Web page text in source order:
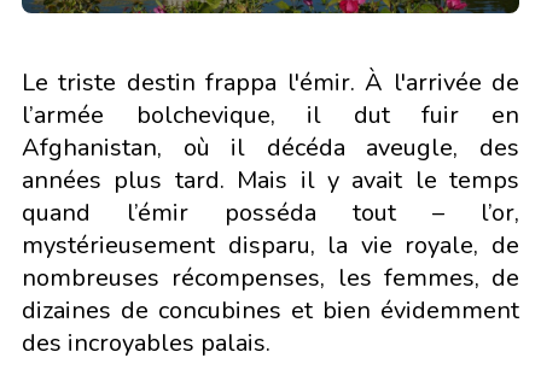
Le triste destin frappa l'émir. À l'arrivée de
l’armée bolchevique, il dut fuir en
Afghanistan, où il décéda aveugle, des
années plus tard. Mais il y avait le temps
quand l’émir posséda tout – l’or,
mystérieusement disparu, la vie royale, de
nombreuses récompenses, les femmes, de
dizaines de concubines et bien évidemment
des incroyables palais.